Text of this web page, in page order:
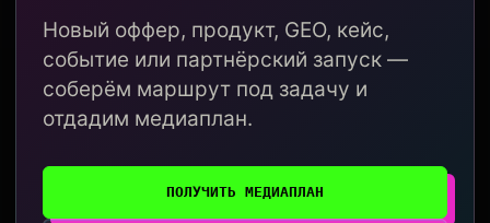
Новый оффер, продукт, GEO, кейс,
событие или партнёрский запуск —
соберём маршрут под задачу и
отдадим медиаплан.
ПОЛУЧИТЬ МЕДИАПЛАН